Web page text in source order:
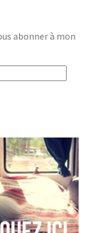
abonner à mon